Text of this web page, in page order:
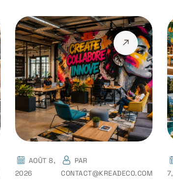
AOÛT 8,
2026
PAR
CONTACT@KREADECO.COM